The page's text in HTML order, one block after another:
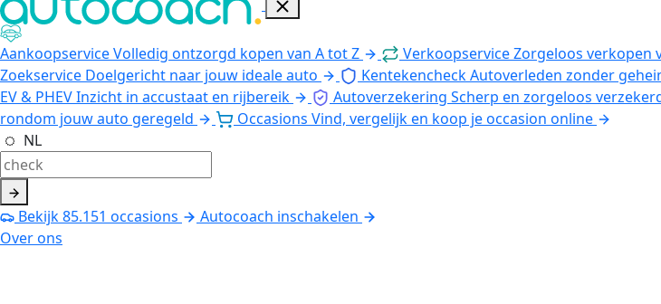
AankoopserviceVolledig ontzorgd kopen van A tot Z VerkoopserviceZorgeloos verkopen
Zoekservice Doelgericht naar jouw ideale auto KentekencheckAutoverleden zonder
EV & PHEVInzicht in accustaat en rijbereik Autoverzekering Scherp en zorgeloos
rondom jouw auto geregeld
Occasions Vind, vergelijk en koop je occasion online
NL
Bekijk85.151 occasions
Autocoach inschakelen
Over ons